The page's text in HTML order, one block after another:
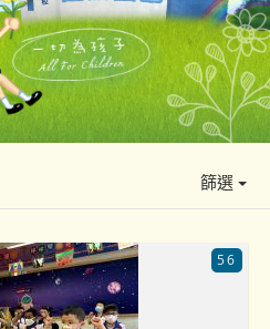
篩選
56